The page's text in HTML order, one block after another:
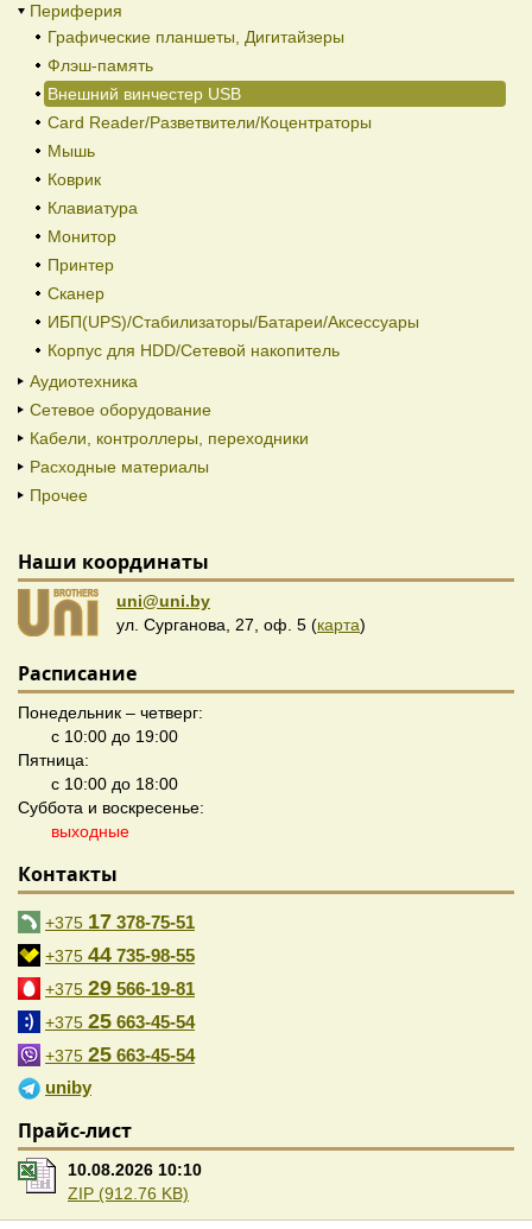
Периферия
Графические планшеты, Дигитайзеры
Флэш-память
Внешний винчестер USB
Card Reader/Разветвители/Коцентраторы
Мышь
Коврик
Клавиатура
Монитор
Принтер
Сканер
ИБП(UPS)/Стабилизаторы/Батареи/Аксессуары
Корпус для HDD/Cетевой накопитель
Аудиотехника
Сетевое оборудование
Кабели, контроллеры, переходники
Расходные материалы
Прочее
Наши координаты
uni@uni.by
ул. Сурганова, 27, оф. 5 (карта)
Расписание
Понедельник – четверг:
с 10:00 до 19:00
Пятница:
с 10:00 до 18:00
Суббота и воскресенье:
выходные
Контакты
+375 17 378-75-51
+375 44 735-98-55
+375 29 566-19-81
+375 25 663-45-54
+375 25 663-45-54
uniby
Прайс-лист
10.08.2026 10:10
ZIP (912.76 KB)